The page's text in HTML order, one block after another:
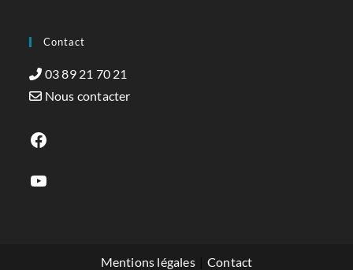
Contact
03 89 21 70 21
Nous contacter
Mentions légales Contact